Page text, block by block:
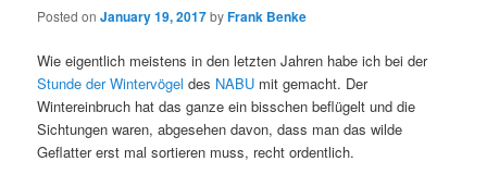
Posted onJanuary 19, 2017byFrank Benke
Wie eigentlich meistens in den letzten Jahren habe ich bei der
Stunde der Wintervögel des NABU mit gemacht. Der
Wintereinbruch hat das ganze ein bisschen beflügelt und die
Sichtungen waren, abgesehen davon, dass man das wilde
Geflatter erst mal sortieren muss, recht ordentlich.